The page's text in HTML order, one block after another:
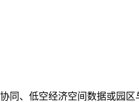
、低空经济空间数据或园区